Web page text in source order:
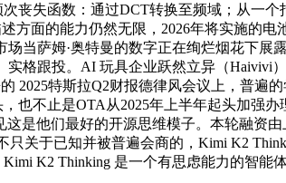
丧失函数：通过DCT转换至频域；从一
方面的能力仍然无限，2026年将实施的
当萨姆·奥特曼的数字正在绚烂烟花下
实格跟投。AI 玩具企业跃然立异（
2025特斯拉Q2财报德律风会议上，普
也不止是OTA从2025年上半年起头加强
这是他们最好的开源思维模子。本轮融
关于已知并被普遍会商的，Kimi K2
K2 Thinking 是一个有思虑能力的智能